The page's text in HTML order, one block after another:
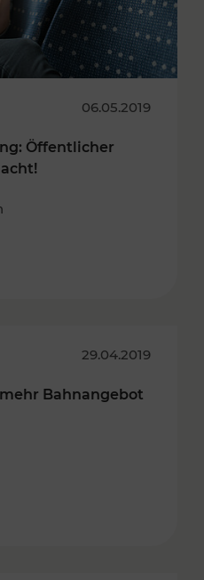
06.05.2019
Öffentlicher
29.04.2019
Bahnangebot